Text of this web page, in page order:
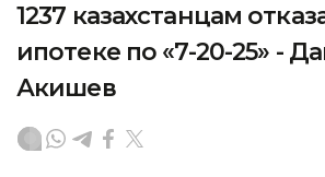
1237 казахстанцам
ипотеке по «7-20-25» -
Акишев